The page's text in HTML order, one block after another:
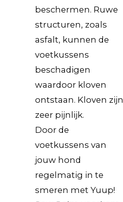
beschermen. Ruwe
structuren, zoals
asfalt, kunnen de
voetkussens
beschadigen
waardoor kloven
ontstaan. Kloven zijn
zeer pijnlijk.
Door de
voetkussens van
jouw hond
regelmatig in te
smeren met Yuup!